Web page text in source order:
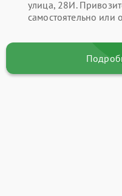
улица, 28И.
самостоятельно или